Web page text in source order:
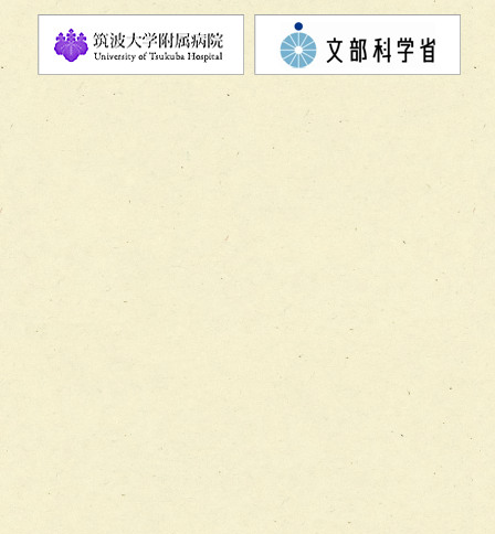
ーム】
チーム11【摂食・嚥下サポートチーム】
チーム12【こどもの食育支援チーム】
チーム13【非がんに対する緩和ケアチーム】